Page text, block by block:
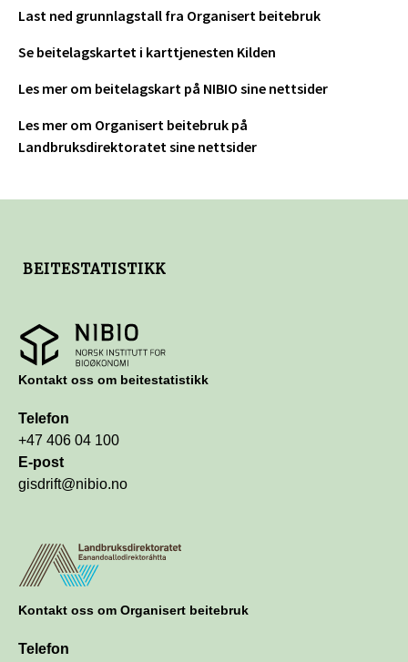
Last ned grunnlagstall fra Organisert beitebruk
Se beitelagskartet i karttjenesten Kilden
Les mer om beitelagskart på NIBIO sine nettsider
Les mer om Organisert beitebruk på
Landbruksdirektoratet sine nettsider
BEITESTATISTIKK
https://nibio.no
Kontakt oss om beitestatistikk
Telefon
+47 406 04 100
E-post
gisdrift@nibio.no
Kontakt oss om Organisert beitebruk
Telefon